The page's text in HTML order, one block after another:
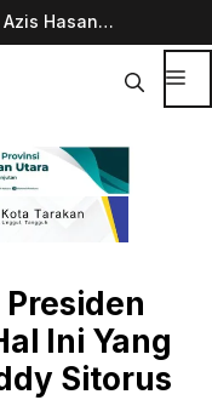
Hasan
Ini Yang
Sitorus